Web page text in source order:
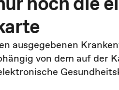
ausgegebenen
von dem auf der